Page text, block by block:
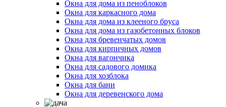
Окна для дома из пеноблоков
Окна для каркасного дома
Окна для дома из клееного бруса
Окна для дома из газобетонных блоков
Окна для бревенчатых домов
Окна для кирпичных домов
Окна для вагончика
Окна для садового домика
Окна для хозблока
Окна для бани
Окна для деревенского дома